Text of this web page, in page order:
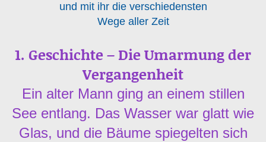
und mit ihr die verschiedensten
Wege aller Zeit
1. Geschichte – Die Umarmung der
Vergangenheit
Ein alter Mann ging an einem stillen
See entlang. Das Wasser war glatt wie
Glas, und die Bäume spiegelten sich